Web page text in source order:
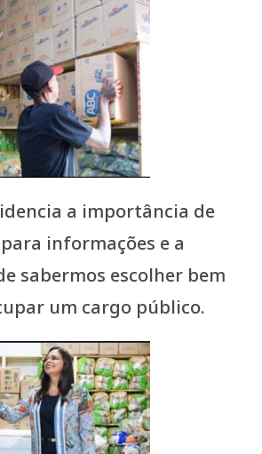
a importância de
informações e a
sabermos escolher bem
um cargo público.